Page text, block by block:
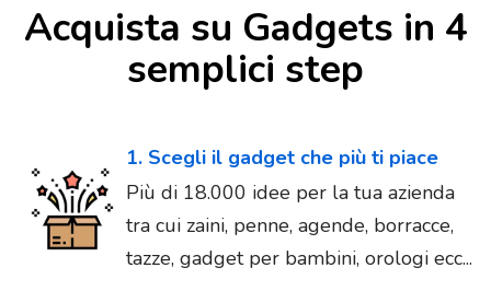
Acquista su Gadgets in 4
semplici step
1. Scegli il gadget che più ti piace
Più di 18.000 idee per la tua azienda
tra cui zaini, penne, agende, borracce,
tazze, gadget per bambini, orologi ecc...